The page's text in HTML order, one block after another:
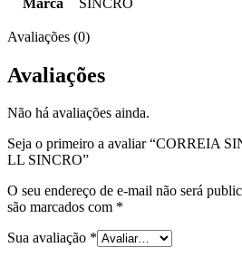
Avaliações (0)
Avaliações
Não há avaliações ainda.
Seja o primeiro a avaliar “CORREIA
LL SINCRO”
O seu endereço de e-mail não será
são marcados com *
Sua avaliação *